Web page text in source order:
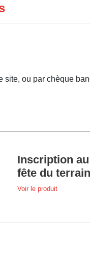
site, ou par chèque
Inscription
fête du
Voir le produit